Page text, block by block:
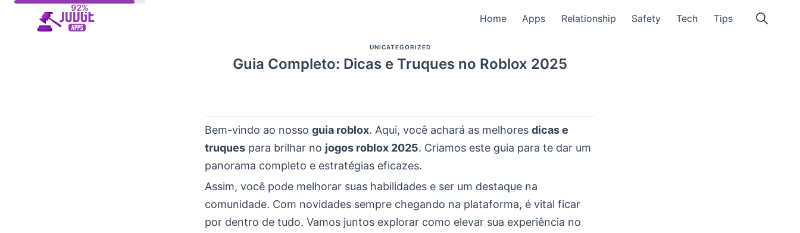
Home Apps Relationship Safety Tech Tips
UNICATEGORIZED
Guia Completo: Dicas e Truques no Roblox 2025
Bem-vindo ao nosso guia roblox. Aqui, você achará as melhores dicas e
truques para brilhar no jogos roblox 2025. Criamos este guia para te dar um
panorama completo e estratégias eficazes.
Assim, você pode melhorar suas habilidades e ser um destaque na
comunidade. Com novidades sempre chegando na plataforma, é vital ficar
por dentro de tudo. Vamos juntos explorar como elevar sua experiência no